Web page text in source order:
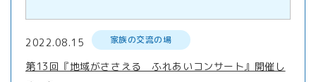
2022.08.15 家族の交流の場
第13回『地域がささえる ふれあいコンサート』開催し